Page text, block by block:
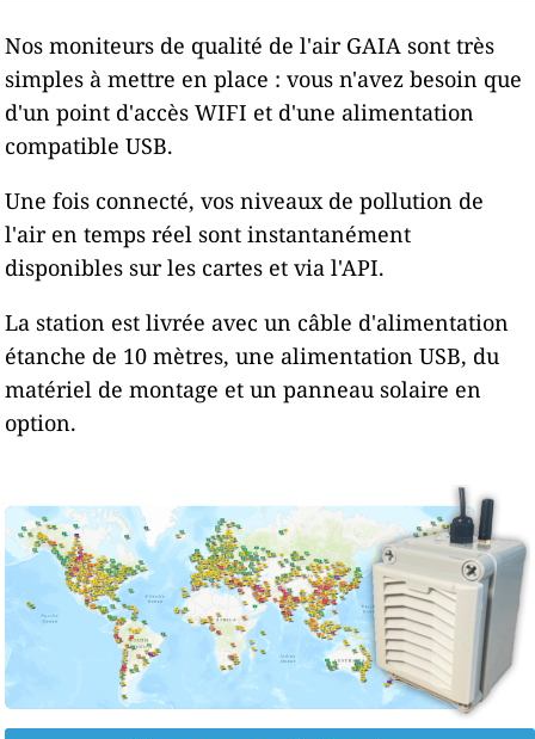
Nos moniteurs de qualité de l'air GAIA sont très
simples à mettre en place : vous n'avez besoin que
d'un point d'accès WIFI et d'une alimentation
compatible USB.
Une fois connecté, vos niveaux de pollution de
l'air en temps réel sont instantanément
disponibles sur les cartes et via l'API.
La station est livrée avec un câble d'alimentation
étanche de 10 mètres, une alimentation USB, du
matériel de montage et un panneau solaire en
option.